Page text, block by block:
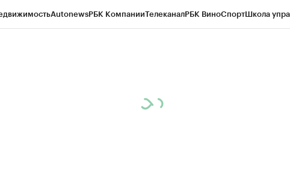
AutonewsРБК КомпанииТелеканалРБК ВиноСпортШкола